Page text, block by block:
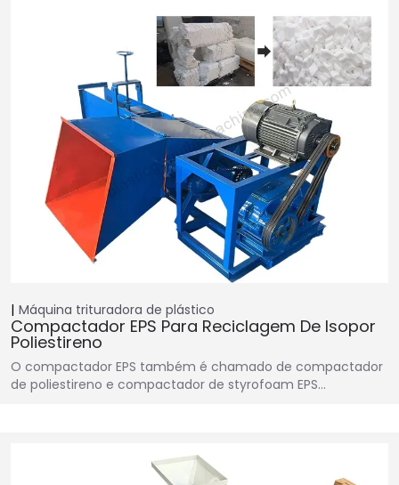
Máquina trituradora de plástico
Compactador EPS Para Reciclagem De Isopor
Poliestireno
O compactador EPS também é chamado de compactador
de poliestireno e compactador de styrofoam EPS…